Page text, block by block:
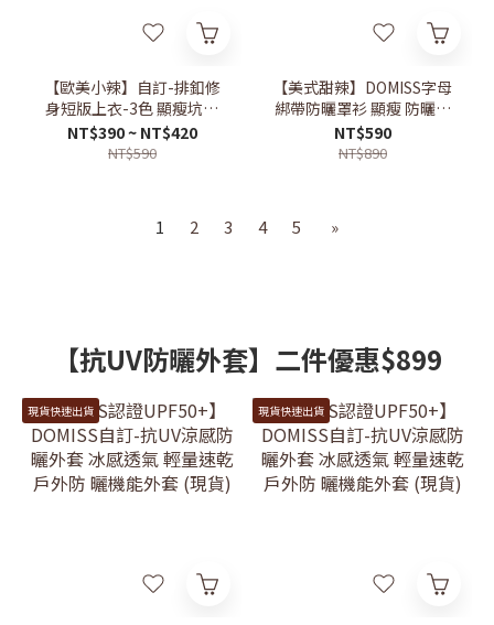
【歐美小辣】自訂-排釦修
身短版上衣-3色 顯瘦坑條
短袖T恤 長袖上衣(現貨)
NT$390 ~ NT$420
NT$590
【美式甜辣】DOMISS字母
綁帶防曬罩衫 顯瘦 防曬一
次搞定(現貨)
NT$590
NT$890
1 2 3 4 5 »
【抗UV防曬外套】二件優惠$899
現貨快速出貨 現貨快速出貨